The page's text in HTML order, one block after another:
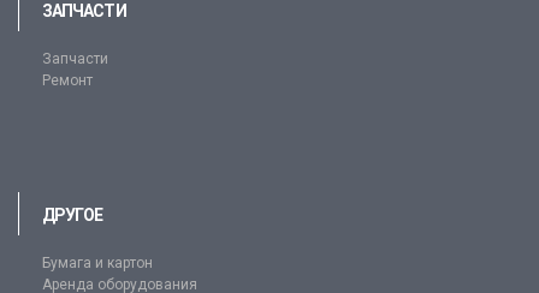
ЗАПЧАСТИ
Запчасти
Ремонт
ДРУГОЕ
Бумага и картон
Аренда оборудования